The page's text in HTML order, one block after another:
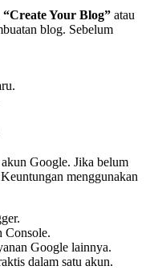
“Create Your Blog” atau
blog. Sebelum
Google. Jika belum
menggunakan
Console.
Google lainnya.
dalam satu akun.